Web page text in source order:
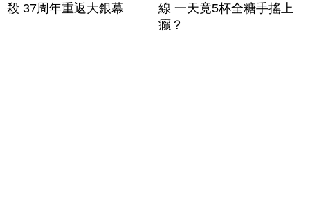
殺 37周年重返大銀幕
線 一天竟5杯全糖手搖上
癮？